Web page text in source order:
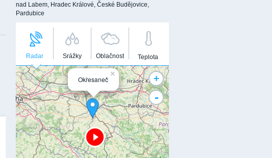
nad Labem, Hradec Králové, České Budějovice,
Pardubice
Radar Srážky Oblačnost Teplota
×
Okřesaneč +
-